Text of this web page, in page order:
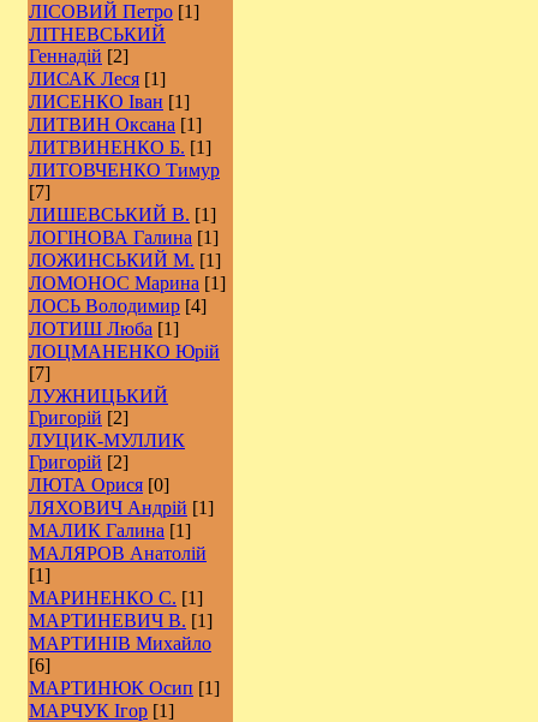
ЛІСОВИЙ Петро [1]
ЛІТНЕВСЬКИЙ
Геннадій [2]
ЛИСАК Леся [1]
ЛИСЕНКО Іван [1]
ЛИТВИН Оксана [1]
ЛИТВИНЕНКО Б. [1]
ЛИТОВЧЕНКО Тимур
[7]
ЛИШЕВСЬКИЙ В. [1]
ЛОГІНОВА Галина [1]
ЛОЖИНСЬКИЙ М. [1]
ЛОМОНОС Марина [1]
ЛОСЬ Володимир [4]
ЛОТИШ Люба [1]
ЛОЦМАНЕНКО Юрій
[7]
ЛУЖНИЦЬКИЙ
Григорій [2]
ЛУЦИК-МУЛЛИК
Григорій [2]
ЛЮТА Орися [0]
ЛЯХОВИЧ Андрій [1]
МАЛИК Галина [1]
МАЛЯРОВ Анатолій
[1]
МАРИНЕНКО С. [1]
МАРТИНЕВИЧ В. [1]
МАРТИНІВ Михайло
[6]
МАРТИНЮК Осип [1]
МАРЧУК Ігор [1]